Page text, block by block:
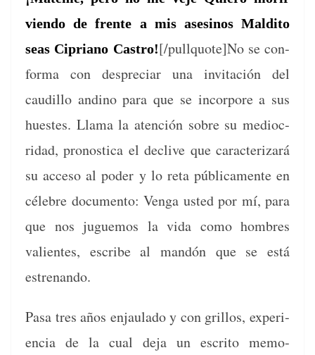
vien­do de frente a mis asesinos Maldito
seas Cipri­ano Cas­tro![/pullquote]No se con­
for­ma con des­pre­ciar una invitación del
caudil­lo andi­no para que se incor­pore a sus
huestes. Lla­ma la aten­ción sobre su medioc­
ridad, pronos­ti­ca el declive que car­ac­teri­zará
su acce­so al poder y lo reta públi­ca­mente en
céle­bre doc­u­men­to: Ven­ga ust­ed por mí, para
que nos jugue­mos la vida como hom­bres
valientes, escribe al mandón que se está
estrenando.
Pasa tres años enjaula­do y con gril­los, expe­ri­
en­cia de la cual deja un escrito mem­o­